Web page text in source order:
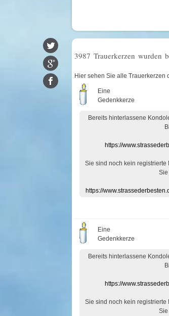
3987 Trauerkerzen wurden
Hier sehen Sie alle Trauerkerzen
Eine
Gedenkkerze
Bereits hinterlassene
https://
Sie sind noch kein
https://
Eine
Gedenkkerze
Bereits hinterlassene
https://
Sie sind noch kein